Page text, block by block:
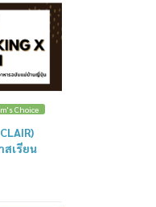
Choice
สเรียน